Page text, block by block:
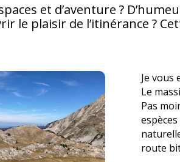
et d’aventure ?
le plaisir de l’itinérance ?
Je vous
Le
Pas
route